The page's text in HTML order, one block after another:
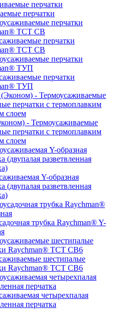
перчатки
перчатки
TCT CB
перчатки
ТУП
- Термоусаживаемые
перчатки с термоплавким
слоем
Y-образная
(двупалая разветвленная
трубка Raychman® Y-
шестипалые
Raychman® ТСТ СВ6
четырехпалая
перчатка